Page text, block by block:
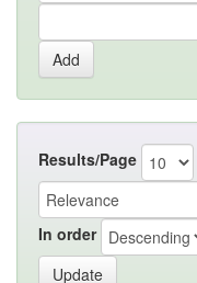
Results/Page
In order